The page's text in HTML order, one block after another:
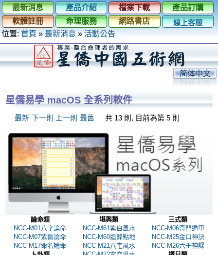
最新消息 產品介紹 檔案下載
產品訂購
軟體註冊
命理服務 網路書店
線上客服
位置: 首頁 » 最新消息 » 活動公告
简体中文
星僑易學 macOS 全系列軟件
最新 下一則 上一則 最舊 共 13 則, 目前為第 5 則
論命類
NCC-M01八字論命
NCC-M07紫微論命
NCC-M17命名論命
堪輿類
NCC-M61紫白風水
NCC-M60造葬點地
NCC-M21八宅風水
三式類
NCC-M06奇門遁甲
NCC-M25金口神訣
NCC-M26六壬神課